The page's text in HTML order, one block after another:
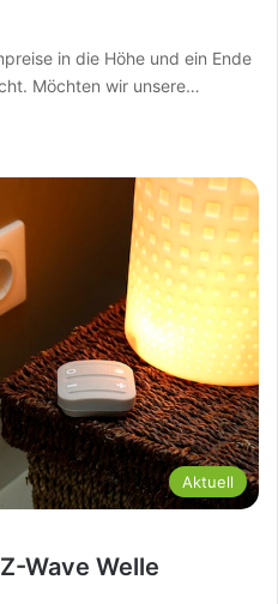
in die Höhe und ein Ende
Möchten wir unsere…
Aktuell
Wave Welle